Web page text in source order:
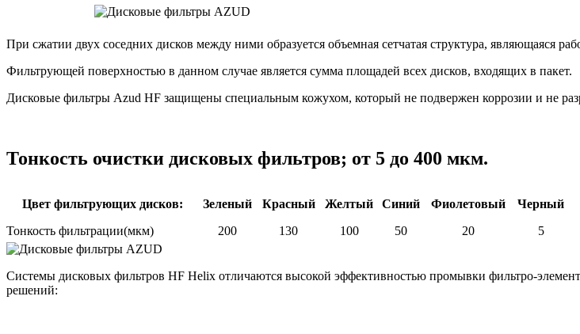
При сжатии двух соседних дисков между ними образуется объемная сетчатая структура, являющаяся
Фильтрующей поверхностью в данном случае является сумма площадей всех дисков, входящих в пакет.
Дисковые фильтры Azud HF защищены специальным кожухом, который не подвержен коррозии и не
Тонкость очистки дисковых фильтров; от 5 до 400 мкм.
Цвет фильтрующих дисков: Зеленый Красный Желтый Синий Фиолетовый
Черный
Тонкость фильтрации(мкм)
200 130 100 50 20 5
Системы дисковых фильтров HF Helix отличаются высокой эффективностью промывки фильтро-
решений: